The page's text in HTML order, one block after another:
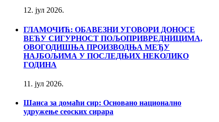
12. јул 2026.
ГЛАМОЧИЋ: ОБАВЕЗНИ УГОВОРИ ДОНОСЕ
ВЕЋУ СИГУРНОСТ ПОЉОПРИВРЕДНИЦИМА,
ОВОГОДИШЊА ПРОИЗВОДЊА МЕЂУ
НАЈБОЉИМА У ПОСЛЕДЊИХ НЕКОЛИКО
ГОДИНА
11. јул 2026.
Шанса за домаћи сир: Основано национално
удружење сеоских сирара